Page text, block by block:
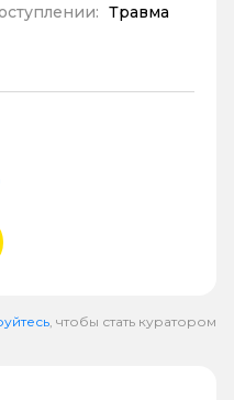
Травма
, чтобы стать куратором